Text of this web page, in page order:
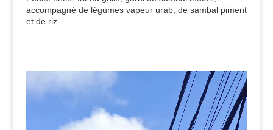
accompagné de légumes vapeur urab, de sambal piment
et de riz